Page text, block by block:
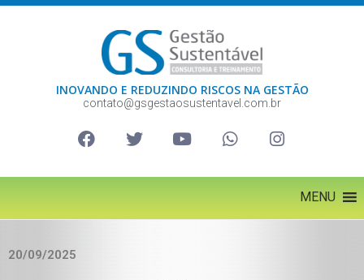
INOVANDO E REDUZINDO RISCOS NA GESTÃO
contato@gsgestaosustentavel.com.br
MENU
20/09/2025